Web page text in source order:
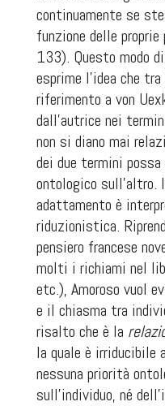
continuamente se
funzione delle
133). Questo modo
esprime l’idea che
riferimento a von
dall’autrice nei
non si diano mai
dei due termini
ontologico sull’altro.
adattamento è
riduzionistica.
pensiero francese
molti i richiami nel
etc.), Amoroso vuol
e il chiasma tra
risalto che è la
la quale è irriducibile
nessuna priorità
sull’individuo, né